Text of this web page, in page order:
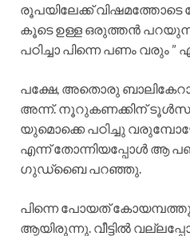
രൂപയിലേക്ക് വിഷമത്തോടെ
കൂടെ ഉള്ള ഒരുത്തൻ
പഠിച്ചാ പിന്നെ പണം വരും ”
പക്ഷേ, അതൊരു
അന്ന്. നൂറുകണക്കിന് ടൂൾസും
യുമൊക്കെ പഠിച്ചു
എന്ന് തോന്നിയപ്പോൾ ആ
ഗുഡ്ബൈ പറഞ്ഞു.
പിന്നെ പോയത്
ആയിരുന്നു. വീട്ടിൽ